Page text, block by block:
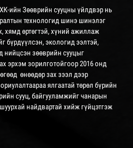
ийн Зөөврийн сууцны үйлдвэр нь
технологид шинэ шинэлэг
хямд өртөгтэй, хүний ажиллаж
бүрдүүлсэн, экологид ээлтэй,
нийцсэн зөөврийн сууцыг
эрхэм зорилготойгоор 2016 онд
өнөөдөр зах зээл дээр
ялгаатай төрөл бүрийн
сууц, байгууламжийг чанарын
найдвартай хийж гүйцэтгэж